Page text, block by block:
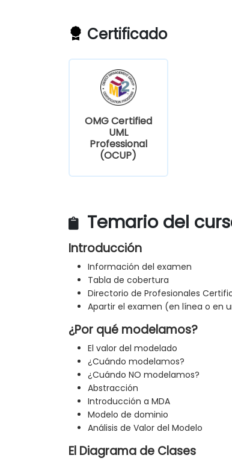
Certificado
OMG Certified
UML
Professional
(OCUP)
Temario del
Introducción
Información del examen
Tabla de cobertura
Directorio de Profesionales
Apartir el examen (en línea o en
¿Por qué modelamos?
El valor del modelado
¿Cuándo modelamos?
¿Cuándo NO modelamos?
Abstracción
Introducción a MDA
Modelo de dominio
Análisis de Valor del Modelo
El Diagrama de Clases